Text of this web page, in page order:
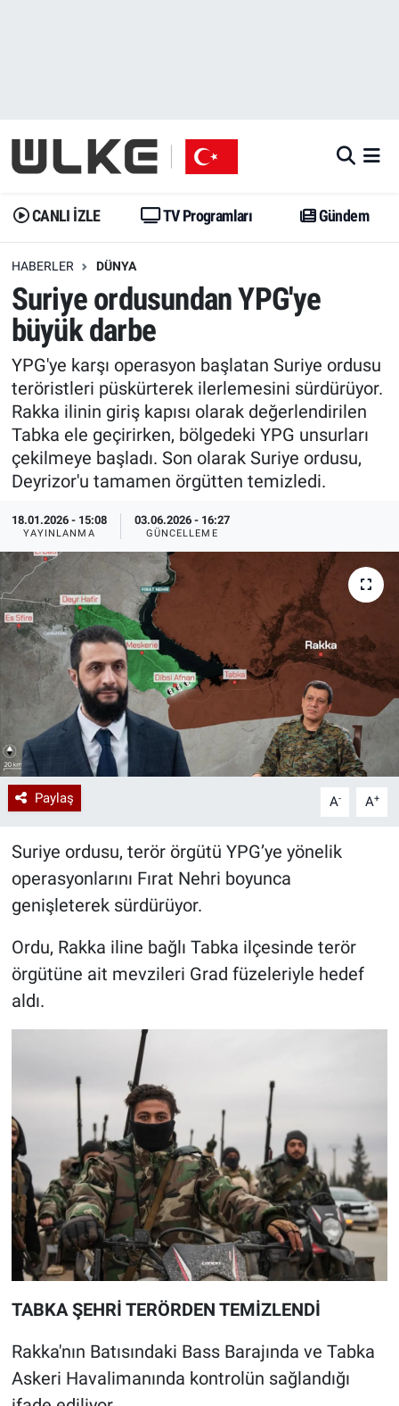
CANLI İZLE TV Programları Gündem
HABERLER DÜNYA
Suriye ordusundan YPG'ye
büyük darbe
YPG'ye karşı operasyon başlatan Suriye ordusu
teröristleri püskürterek ilerlemesini sürdürüyor.
Rakka ilinin giriş kapısı olarak değerlendirilen
Tabka ele geçirirken, bölgedeki YPG unsurları
çekilmeye başladı. Son olarak Suriye ordusu,
Deyrizor'u tamamen örgütten temizledi.
18.01.2026 - 15:08
YAYINLANMA
03.06.2026 - 16:27
GÜNCELLEME
Paylaş A- A+
Suriye ordusu, terör örgütü YPG’ye yönelik
operasyonlarını Fırat Nehri boyunca
genişleterek sürdürüyor.
Ordu, Rakka iline bağlı Tabka ilçesinde terör
örgütüne ait mevzileri Grad füzeleriyle hedef
aldı.
TABKA ŞEHRİ TERÖRDEN TEMİZLENDİ
Rakka'nın Batısındaki Bass Barajında ve Tabka
Askeri Havalimanında kontrolün sağlandığı
Gündem
Dünya
Erişim Bilgileri
Ekonomi
Trend
Özel Haberler
Yazarlar
Gündem
Trend
Erişim Bilgileri
Spor
Ekonomi
Dünya
Medya
Özel Haberler
Kadın
Erişim Bilgileri
Sağlık
Teknoloji
Ramazan
İstanbul Namaz Vakitleri
Trafik Durumu
Erişim Bilgileri
Tüm Manşetler
Son Dakika Haberleri
Haber Arşivi